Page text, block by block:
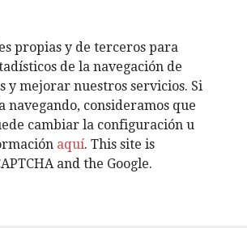
propias y de terceros para
de la navegación de
y mejorar nuestros servicios. Si
navegando, consideramos que
cambiar la configuración u
aquí. This site is
and the Google.